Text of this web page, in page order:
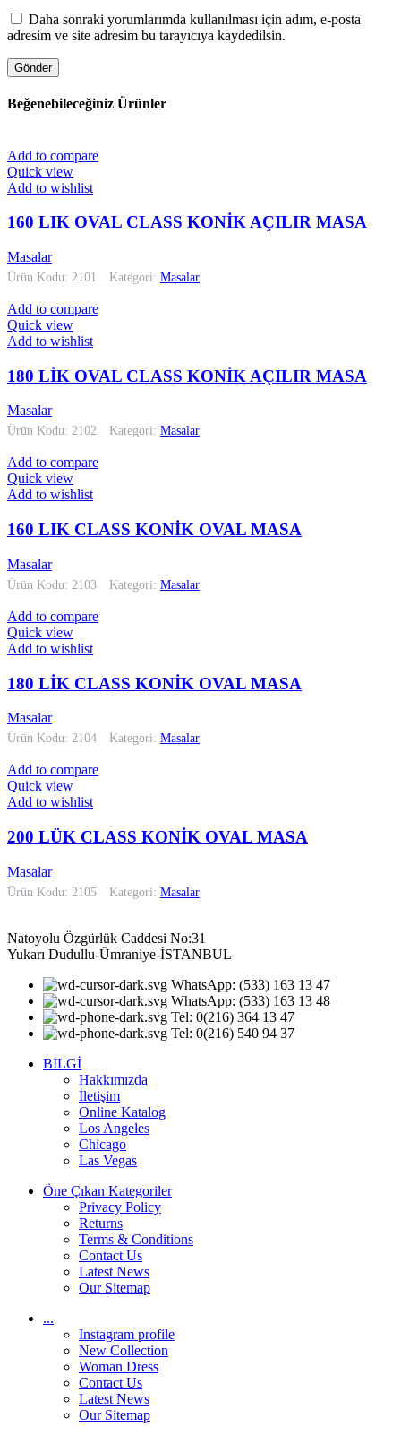
Daha sonraki yorumlarımda kullanılması için adım, e-posta
adresim ve site adresim bu tarayıcıya kaydedilsin.
Beğenebileceğiniz Ürünler
Add to compare
Quick view
Add to wishlist
160 LIK OVAL CLASS KONİK AÇILIR MASA
Masalar
Ürün Kodu: 2101 Kategori: Masalar
Add to compare
Quick view
Add to wishlist
180 LİK OVAL CLASS KONİK AÇILIR MASA
Masalar
Ürün Kodu: 2102 Kategori: Masalar
Add to compare
Quick view
Add to wishlist
160 LIK CLASS KONİK OVAL MASA
Masalar
Ürün Kodu: 2103 Kategori: Masalar
Add to compare
Quick view
Add to wishlist
180 LİK CLASS KONİK OVAL MASA
Masalar
Ürün Kodu: 2104 Kategori: Masalar
Add to compare
Quick view
Add to wishlist
200 LÜK CLASS KONİK OVAL MASA
Masalar
Ürün Kodu: 2105 Kategori: Masalar
Natoyolu Özgürlük Caddesi No:31
Yukarı Dudullu-Ümraniye-İSTANBUL
WhatsApp: (533) 163 13 47
WhatsApp: (533) 163 13 48
Tel: 0(216) 364 13 47
Tel: 0(216) 540 94 37
BİLGİ
Hakkımızda
İletişim
Online Katalog
Los Angeles
Chicago
Las Vegas
Öne Çıkan Kategoriler
Privacy Policy
Returns
Terms & Conditions
Contact Us
Latest News
Our Sitemap
...
Instagram profile
New Collection
Woman Dress
Contact Us
Latest News
Our Sitemap